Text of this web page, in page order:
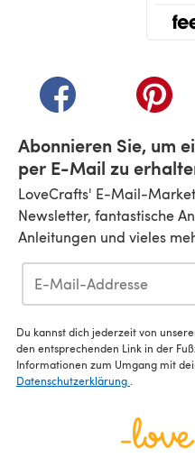
(öffnet sich in einem
Abonnieren Sie, um
per E-Mail zu
LoveCrafts' E-Mail-
Newsletter, fantastische
Anleitungen und vieles
Du kannst dich jederzeit von
den entsprechenden Link in der
Informationen zum Umgang mit
Datenschutzerklärung